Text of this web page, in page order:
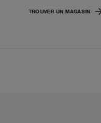
TROUVER UN MAGASIN